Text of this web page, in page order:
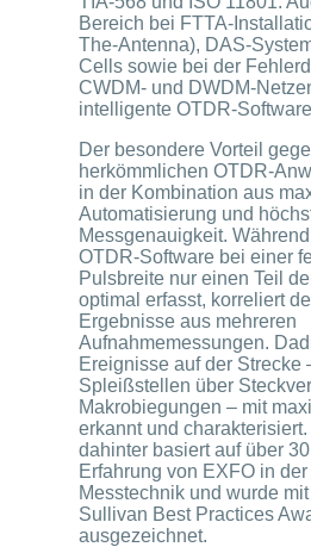
Bereich bei FTTA-
The-Antenna), DAS-
Cells sowie bei der
CWDM- und DWDM-
intelligente OTDR-
Der besondere Vorteil
herkömmlichen OTDR-
in der Kombination aus
Automatisierung und
Messgenauigkeit.
OTDR-Software bei einer
Pulsbreite nur einen Teil
optimal erfasst, korreliert
Ergebnisse aus mehreren
Aufnahmemessungen.
Ereignisse auf der Strecke
Spleißstellen über
Makrobiegungen – mit
erkannt und
dahinter basiert auf über
Erfahrung von EXFO in
Messtechnik und wurde
Sullivan Best Practices
ausgezeichnet.